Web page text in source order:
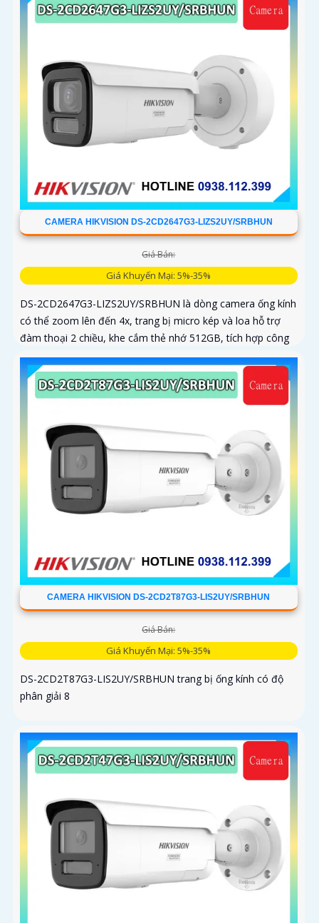
CAMERA HIKVISION DS-2CD2647G3-LIZS2UY/SRBHUN
Giá Bán:
Giá Khuyến Mại: 5%-35%
DS-2CD2647G3-LIZS2UY/SRBHUN là dòng camera ống kính
có thể zoom lên đến 4x, trang bị micro kép và loa hỗ trợ
đàm thoại 2 chiều, khe cắm thẻ nhớ 512GB, tích hợp công
nghệ AI trong việc cân bằng màu sáng trong điều kiện ánh
sáng yếu, ống kính có độ phân giải 4
CAMERA HIKVISION DS-2CD2T87G3-LIS2UY/SRBHUN
Giá Bán:
Giá Khuyến Mại: 5%-35%
DS-2CD2T87G3-LIS2UY/SRBHUN trang bị ống kính có độ
phân giải 8